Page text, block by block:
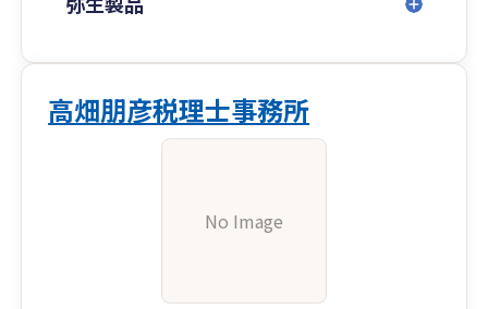
高畑朋彦税理士事務所
No Image